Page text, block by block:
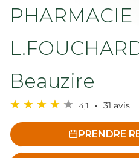
PHARMACIE
Beauzire
4,1 31 avis
PRENDRE